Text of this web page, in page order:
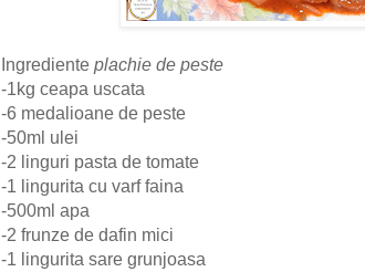
Ingrediente plachie de peste
-1kg ceapa uscata
-6 medalioane de peste
-50ml ulei
-2 linguri pasta de tomate
-1 lingurita cu varf faina
-500ml apa
-2 frunze de dafin mici
-1 lingurita sare grunjoasa